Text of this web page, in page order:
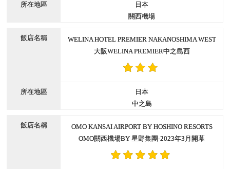
日本
關西機場
WELINA HOTEL PREMIER NAKANOSHIMA WEST
大阪WELINA PREMIER中之島西
日本
中之島
OMO KANSAI AIRPORT BY HOSHINO RESORTS
OMO關西機場BY 星野集團-2023年3月開幕